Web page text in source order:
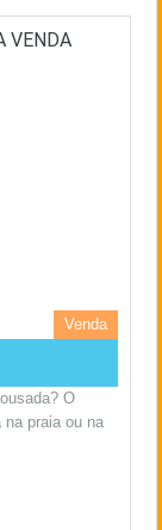
VENDA
Venda
O
na praia ou na